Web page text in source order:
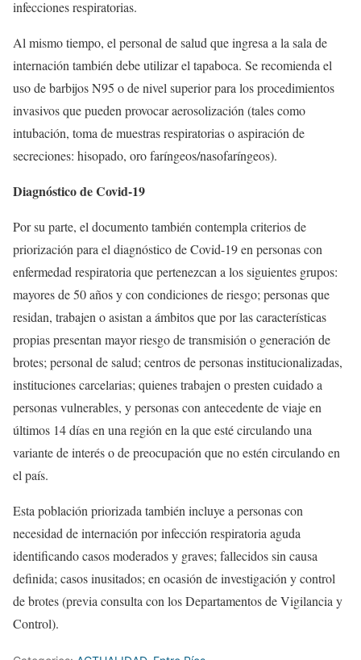
infecciones respiratorias.
Al mismo tiempo, el personal de salud que ingresa a la sala de
internación también debe utilizar el tapaboca. Se recomienda el
uso de barbijos N95 o de nivel superior para los procedimientos
invasivos que pueden provocar aerosolización (tales como
intubación, toma de muestras respiratorias o aspiración de
secreciones: hisopado, oro faríngeos/nasofaríngeos).
Diagnóstico de Covid-19
Por su parte, el documento también contempla criterios de
priorización para el diagnóstico de Covid-19 en personas con
enfermedad respiratoria que pertenezcan a los siguientes grupos:
mayores de 50 años y con condiciones de riesgo; personas que
residan, trabajen o asistan a ámbitos que por las características
propias presentan mayor riesgo de transmisión o generación de
brotes; personal de salud; centros de personas institucionalizadas,
instituciones carcelarias; quienes trabajen o presten cuidado a
personas vulnerables, y personas con antecedente de viaje en
últimos 14 días en una región en la que esté circulando una
variante de interés o de preocupación que no estén circulando en
el país.
Esta población priorizada también incluye a personas con
necesidad de internación por infección respiratoria aguda
identificando casos moderados y graves; fallecidos sin causa
definida; casos inusitados; en ocasión de investigación y control
de brotes (previa consulta con los Departamentos de Vigilancia y
Control).